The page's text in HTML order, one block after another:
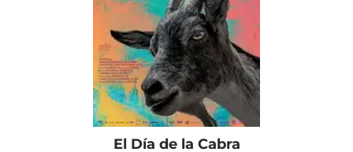
El Día de la Cabra